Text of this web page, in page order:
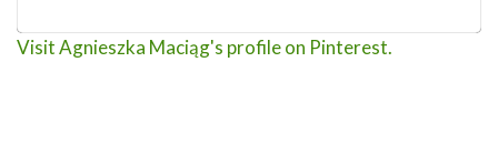
Visit Agnieszka Maciąg's profile on Pinterest.